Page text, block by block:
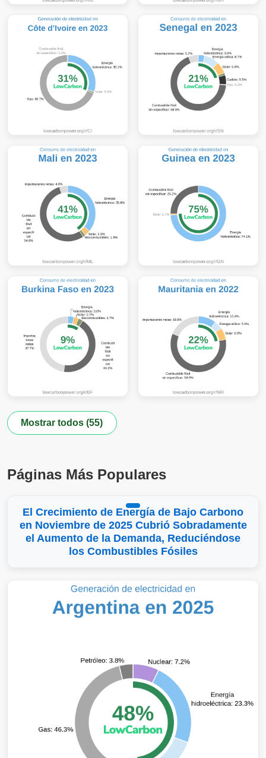
Mostrar todos (55)
Páginas Más Populares
El Crecimiento de Energía de Bajo Carbono
en Noviembre de 2025 Cubrió Sobradamente
el Aumento de la Demanda, Reduciéndose
los Combustibles Fósiles